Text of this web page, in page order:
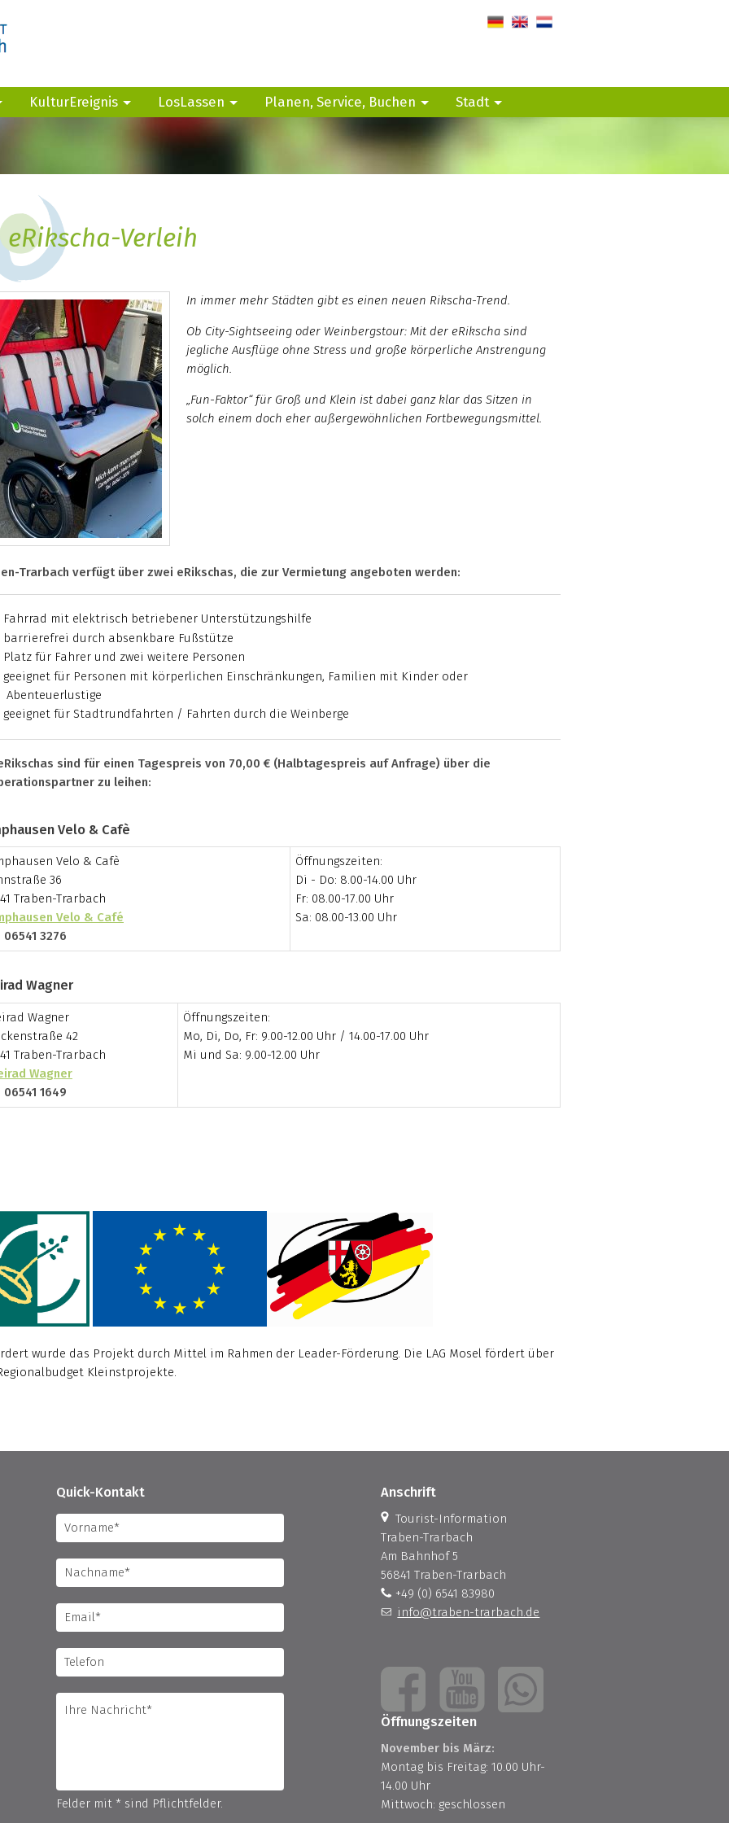
de en nl
KulturEreignis LosLassen Planen, Service, Buchen Stadt
eRikscha-Verleih
In immer mehr Städten gibt es einen neuen Rikscha-Trend.
Ob City-Sightseeing oder Weinbergstour: Mit der eRikscha sind
jegliche Ausflüge ohne Stress und große körperliche Anstrengung
möglich.
„Fun-Faktor“ für Groß und Klein ist dabei ganz klar das Sitzen in
solch einem doch eher außergewöhnlichen Fortbewegungsmittel.
Trarbach verfügt über zwei eRikschas, die zur Vermietung angeboten werden:
Fahrrad mit elektrisch betriebener Unterstützungshilfe
barrierefrei durch absenkbare Fußstütze
Platz für Fahrer und zwei weitere Personen
geeignet für Personen mit körperlichen Einschränkungen, Familien mit Kinder oder
Abenteuerlustige
geeignet für Stadtrundfahrten / Fahrten durch die Weinberge
sind für einen Tagespreis von 70,00 € (Halbtagespreis auf Anfrage) über die
zu leihen:
Velo & Cafè
Velo & Cafè
36
Traben-Trarbach
Velo & Café
06541 3276
Öffnungszeiten:
Di - Do: 8.00-14.00 Uhr
Fr: 08.00-17.00 Uhr
Sa: 08.00-13.00 Uhr
Wagner
Wagner
42
Traben-Trarbach
Wagner
06541 1649
Öffnungszeiten:
Mo, Di, Do, Fr: 9.00-12.00 Uhr / 14.00-17.00 Uhr
Mi und Sa: 9.00-12.00 Uhr
wurde das Projekt durch Mittel im Rahmen der Leader-Förderung. Die LAG Mosel fördert über
Kleinstprojekte.
Quick-Kontakt
Felder mit * sind Pflichtfelder.
Anschrift
Tourist-Information
Traben-Trarbach
Am Bahnhof 5
56841 Traben-Trarbach
+49 (0) 6541 83980
info@traben-trarbach.de
Öffnungszeiten
November bis März:
Montag bis Freitag: 10.00 Uhr-
14.00 Uhr
Mittwoch: geschlossen